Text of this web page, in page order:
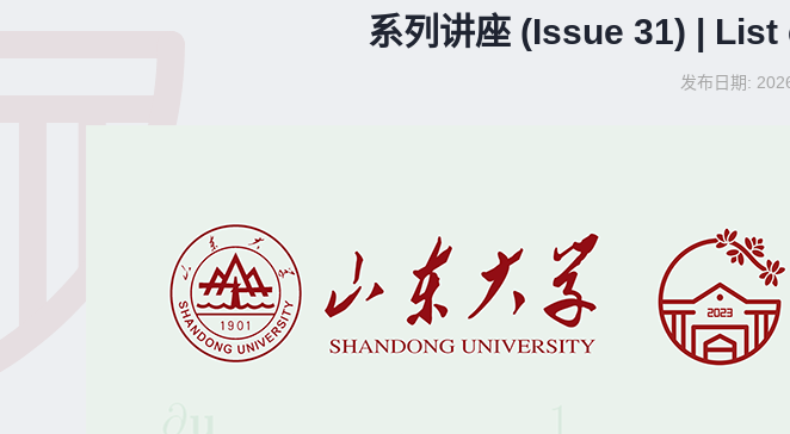
系列讲座 (Issue 31) |
发布日期: